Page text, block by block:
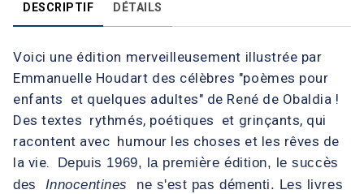
DESCRIPTIF DÉTAILS
Voici une édition merveilleusement illustrée par
Emmanuelle Houdart des célèbres "poèmes pour
enfants et quelques adultes" de René de Obaldia !
Des textes rythmés, poétiques et grinçants, qui
racontent avec humour les choses et les rêves de
la vie. Depuis 1969, la première édition, le succès
des Innocentines
ne s'est pas démenti. Les livres